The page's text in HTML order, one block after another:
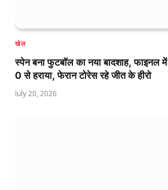
खेल
स्पेन बना फुटबॉल का नया बादशाह, फाइनल
0 से हराया, फेरान टोरेस रहे जीत के हीरो
July 20, 2026